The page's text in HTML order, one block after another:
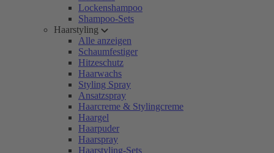
Lockenshampoo
Shampoo-Sets
Haarstyling
Alle anzeigen
Schaumfestiger
Hitzeschutz
Haarwachs
Styling Spray
Ansatzspray
Haarcreme & Stylingcreme
Haargel
Haarpuder
Haarspray
Haarstyling-Sets